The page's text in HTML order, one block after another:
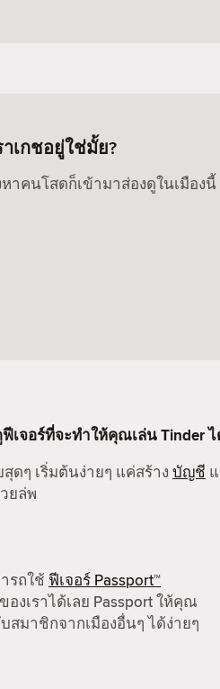
เกชอยู่ใช่มั้ย?
าคนโสดก็เข้ามาส่องดูในเมืองนี้
เจอร์ที่จะทำให้คุณเล่น Tinder
ดๆ เริ่มต้นง่ายๆ แค่สร้าง บัญชี
ยล่พ
รถใช้ ฟีเจอร์ Passport™
ของเราได้เลย Passport ให้คุณ
สมาชิกจากเมืองอื่นๆ ได้ง่ายๆ